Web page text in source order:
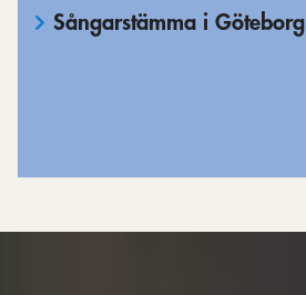
Sångarstämma i Göteborg